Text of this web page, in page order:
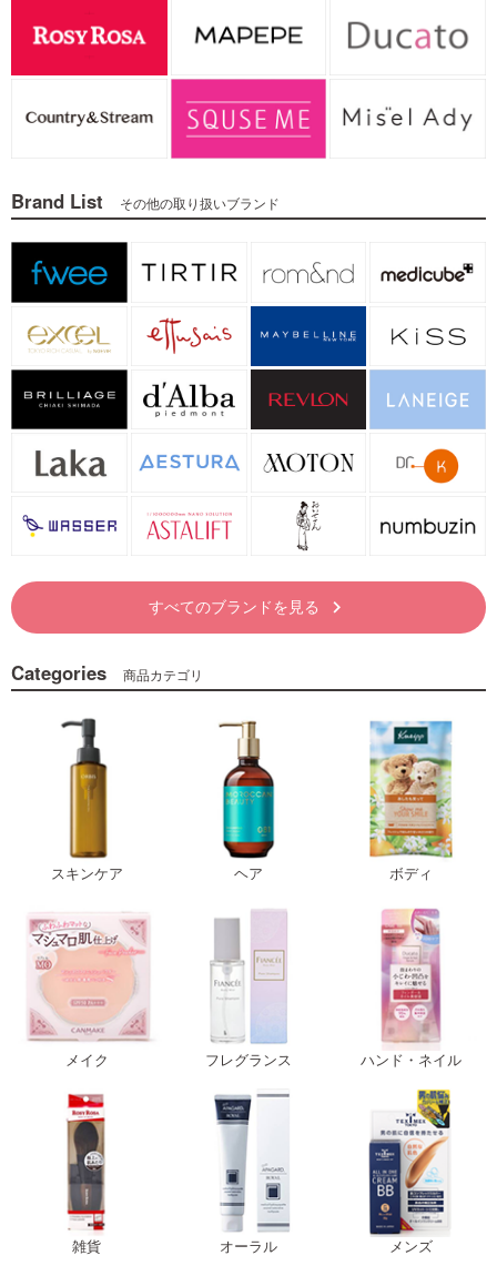
Brand List その他の取り扱いブランド
すべてのブランドを見る keyboard_arrow_right
Categories 商品カテゴリ
スキンケア ヘア ボディ
メイク フレグランス ハンド・ネイル
雑貨 オーラル メンズ